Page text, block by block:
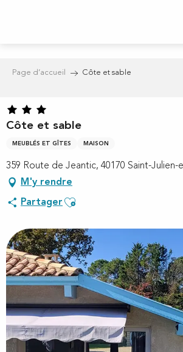
Page d’accueil Côte et sable
Côte et sable
MEUBLÉS ET GÎTES MAISON
359 Route de Jeantic, 40170 Saint-Julien-
M'y rendre
Partager Ajouter aux favoris